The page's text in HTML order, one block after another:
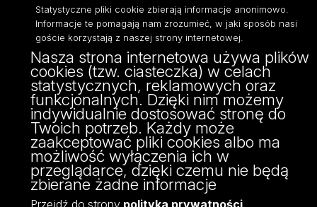
Projekt Multiportalu UŁ współfinansowany z funduszy Unii Europejskiej w
ramach konkursu NCBR
Statystyczne pliki cookie zbierają informacje anonimowo.
Informacje te pomagają nam zrozumieć, w jaki sposób nasi
goście korzystają z naszej strony internetowej.
Nasza strona internetowa używa plików
cookies (tzw. ciasteczka) w celach
statystycznych, reklamowych oraz
funkcjonalnych. Dzięki nim możemy
indywidualnie dostosować stronę do
Twoich potrzeb. Każdy może
zaakceptować pliki cookies albo ma
możliwość wyłączenia ich w
przeglądarce, dzięki czemu nie będą
zbierane żadne informacje
Przejdź do strony polityka prywatności